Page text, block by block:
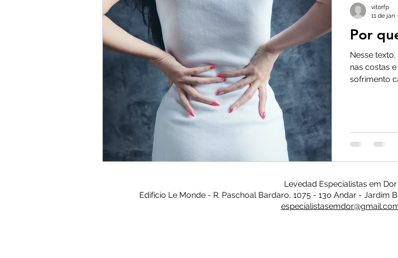
Por
Nesse
nas costas
sofrimento
vitorfp
11 de jan.
Levedad Especialistas em Dor
Edifício Le Monde - R. Paschoal Bardaro, 1075 - 13o Andar - Jardim